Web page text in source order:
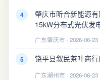
4
肇庆市昕合新能源
15kW分布式光伏发
广东肇庆市 · 2026-06-23
5 饶平县叙民茶叶商
广东潮州市 · 2026-06-23